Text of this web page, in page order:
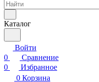
Каталог
Войти
0
Сравнение
0
Избранное
0 Корзина